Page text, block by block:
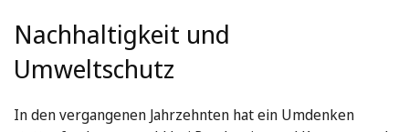
Nachhaltigkeit und
Umweltschutz
In den vergangenen Jahrzehnten hat ein Umdenken